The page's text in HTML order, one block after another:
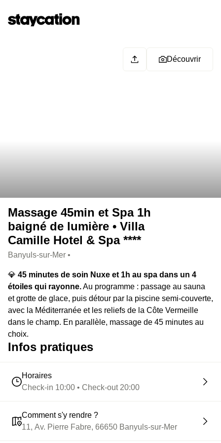
Découvrir
Massage 45min et Spa 1h
baigné de lumière • Villa
Camille Hotel & Spa ****
Banyuls-sur-Mer •
💎 45 minutes de soin Nuxe et 1h au spa dans un 4
étoiles qui rayonne.Au programme : passage au sauna
et grotte de glace, puis détour par la piscine semi-couverte,
avec la Méditerranée et les reliefs de la Côte Vermeille
dans le champ. En parallèle, massage de 45 minutes au
choix.
Infos pratiques
Horaires
Check-in 10:00 • Check-out 20:00
Comment s'y rendre ?
11, Av. Pierre Fabre, 66650 Banyuls-sur-Mer